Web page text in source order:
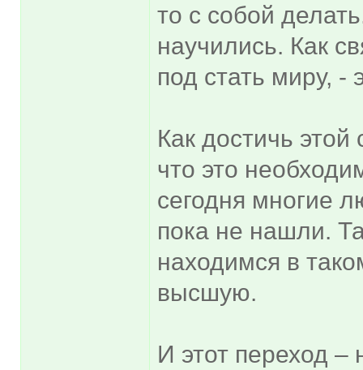
то с собой
научились. Как
под стать миру, -
Как достичь этой
что это
сегодня многие
пока не нашли.
находимся в
высшую.
И этот переход